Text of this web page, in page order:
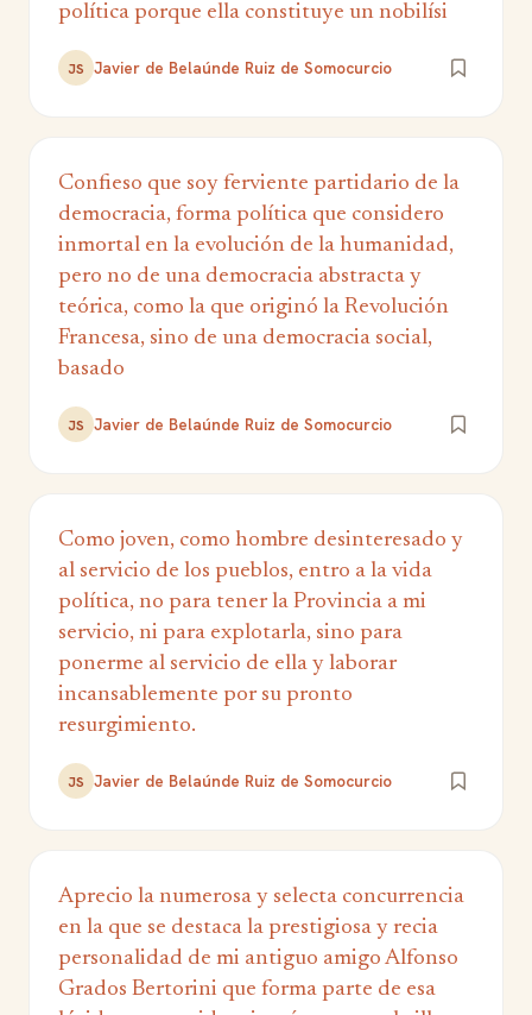
política porque ella constituye un nobilísi
JS Javier de Belaúnde Ruiz de Somocurcio
Confieso que soy ferviente partidario de la
democracia, forma política que considero
inmortal en la evolución de la humanidad,
pero no de una democracia abstracta y
teórica, como la que originó la Revolución
Francesa, sino de una democracia social,
basado
JS Javier de Belaúnde Ruiz de Somocurcio
Como joven, como hombre desinteresado y
al servicio de los pueblos, entro a la vida
política, no para tener la Provincia a mi
servicio, ni para explotarla, sino para
ponerme al servicio de ella y laborar
incansablemente por su pronto
resurgimiento.
JS Javier de Belaúnde Ruiz de Somocurcio
Aprecio la numerosa y selecta concurrencia
en la que se destaca la prestigiosa y recia
personalidad de mi antiguo amigo Alfonso
Grados Bertorini que forma parte de esa